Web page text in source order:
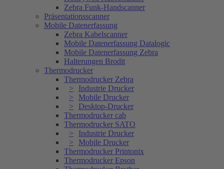
Zebra Funk-Handscanner
Präsentationsscanner
Mobile Datenerfassung
Zebra Kabelscanner
Mobile Datenerfassung Datalogic
Mobile Datenerfassung Zebra
Halterungen Brodit
Thermodrucker
Thermodrucker Zebra
Industrie Drucker
Mobile Drucker
Desktop-Drucker
Thermodrucker cab
Thermodrucker SATO
Industrie Drucker
Mobile Drucker
Thermodrucker Printonix
Thermodrucker Epson